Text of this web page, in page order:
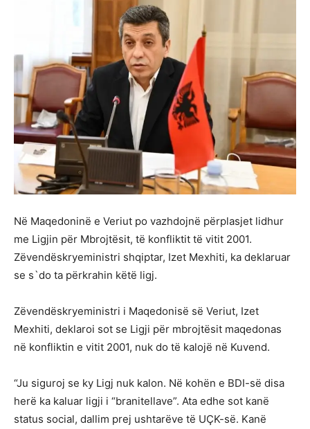
Në Maqedoninë e Veriut po vazhdojnë përplasjet lidhur
me Ligjin për Mbrojtësit, të konfliktit të vitit 2001.
Zëvendëskryeministri shqiptar, Izet Mexhiti, ka deklaruar
se s`do ta përkrahin këtë ligj.
Zëvendëskryeministri i Maqedonisë së Veriut, Izet
Mexhiti, deklaroi sot se Ligji për mbrojtësit maqedonas
në konfliktin e vitit 2001, nuk do të kalojë në Kuvend.
“Ju siguroj se ky Ligj nuk kalon. Në kohën e BDI-së disa
herë ka kaluar ligji i “branitellave”. Ata edhe sot kanë
status social, dallim prej ushtarëve të UÇK-së. Kanë